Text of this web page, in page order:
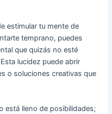
estimular tu mente de
temprano, puedes
que quizás no esté
lucidez puede abrir
o soluciones creativas que
está lleno de posibilidades;